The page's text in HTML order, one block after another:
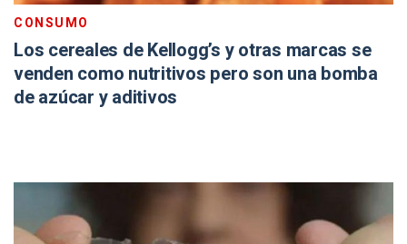
CONSUMO
Los cereales de Kellogg’s y otras marcas se
venden como nutritivos pero son una bomba
de azúcar y aditivos